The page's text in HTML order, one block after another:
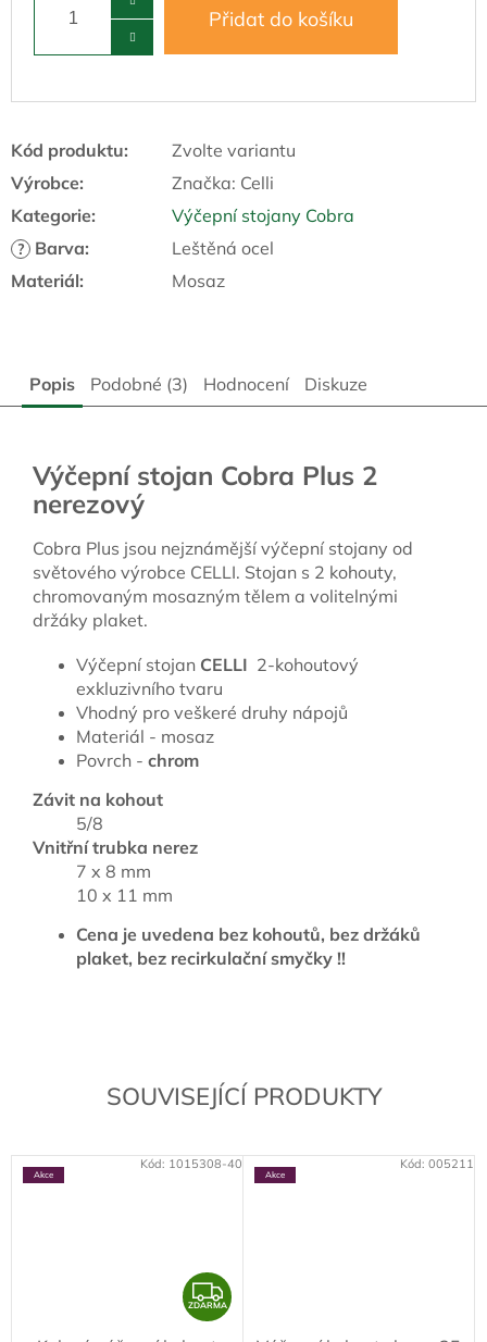
Přidat do košíku
Kód produktu:
Zvolte variantu
Výrobce:
Značka: Celli
Kategorie: Výčepní stojany Cobra
? Barva:
Leštěná ocel
Materiál: Mosaz
SOUVISEJÍCÍ PRODUKTY
Akce
Z
D
ZDARMA
Kód: 1015308-40
Akce
Kód: 005211
Popis Podobné (3) Hodnocení Diskuze
Výčepní stojan Cobra Plus 2
nerezový
Cobra Plus jsou nejznámější výčepní stojany od
světového výrobce CELLI. Stojan s 2 kohouty,
chromovaným mosazným tělem a volitelnými
držáky plaket.
Výčepní stojan CELLI 2-kohoutový
exkluzivního tvaru
Vhodný pro veškeré druhy nápojů
Materiál - mosaz
Povrch - chrom
Závit na kohout
5/8
Vnitřní trubka nerez
7 x 8 mm
10 x 11 mm
Cena je uvedena bez kohoutů, bez držáků
plaket, bez recirkulační smyčky !!